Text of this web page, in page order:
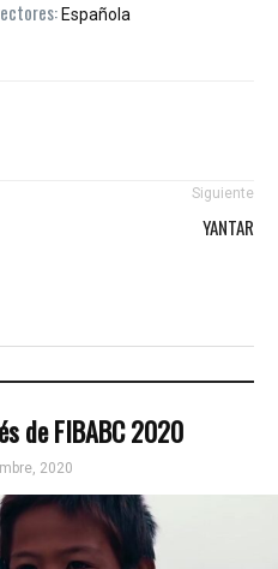
Española
Siguiente
YANTAR
de FIBABC 2020
2020